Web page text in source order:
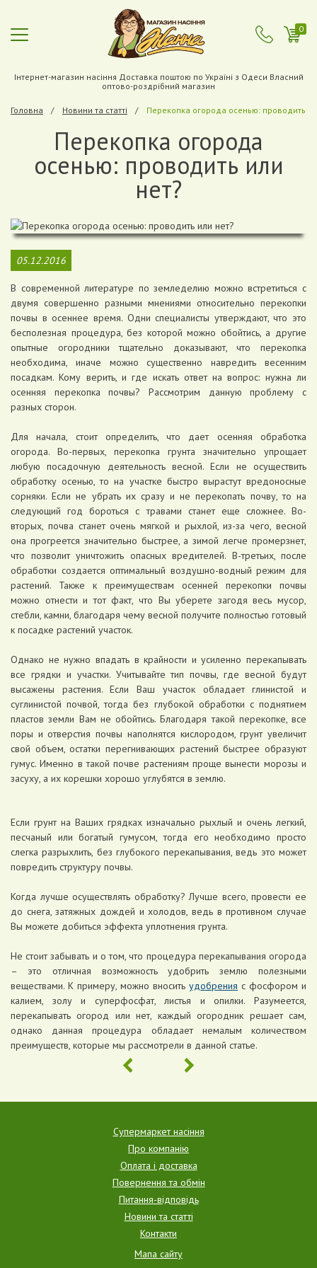
0
Інтернет-магазин насіння Доставка поштою по Україні з Одеси Власний
оптово-роздрібний магазин
Головна Новини та статті Перекопка огорода осенью: проводить
Перекопка огорода
осенью: проводить или
нет?
05.12.2016
В современной литературе по земледелию можно встретиться с
двумя совершенно разными мнениями относительно перекопки
почвы в осеннее время. Одни специалисты утверждают, что это
бесполезная процедура, без которой можно обойтись, а другие
опытные огородники тщательно доказывают, что перекопка
необходима, иначе можно существенно навредить весенним
посадкам. Кому верить, и где искать ответ на вопрос: нужна ли
осенняя перекопка почвы? Рассмотрим данную проблему с
разных сторон.
Для начала, стоит определить, что дает осенняя обработка
огорода. Во-первых, перекопка грунта значительно упрощает
любую посадочную деятельность весной. Если не осуществить
обработку осенью, то на участке быстро вырастут вредоносные
сорняки. Если не убрать их сразу и не перекопать почву, то на
следующий год бороться с травами станет еще сложнее. Во-
вторых, почва станет очень мягкой и рыхлой, из-за чего, весной
она прогреется значительно быстрее, а зимой легче промерзнет,
что позволит уничтожить опасных вредителей. В-третьих, после
обработки создается оптимальный воздушно-водный режим для
растений. Также к преимуществам осенней перекопки почвы
можно отнести и тот факт, что Вы уберете загодя весь мусор,
стебли, камни, благодаря чему весной получите полностью готовый
к посадке растений участок.
Однако не нужно впадать в крайности и усиленно перекапывать
все грядки и участки. Учитывайте тип почвы, где весной будут
высажены растения. Если Ваш участок обладает глинистой и
суглинистой почвой, тогда без глубокой обработки с поднятием
пластов земли Вам не обойтись. Благодаря такой перекопке, все
поры и отверстия почвы наполнятся кислородом, грунт увеличит
свой объем, остатки перегнивающих растений быстрее образуют
гумус. Именно в такой почве растениям проще вынести морозы и
засуху, а их корешки хорошо углубятся в землю.
Если грунт на Ваших грядках изначально рыхлый и очень легкий,
песчаный или богатый гумусом, тогда его необходимо просто
слегка разрыхлить, без глубокого перекапывания, ведь это может
повредить структуру почвы.
Когда лучше осуществлять обработку? Лучше всего, провести ее
до снега, затяжных дождей и холодов, ведь в противном случае
Вы можете добиться эффекта уплотнения грунта.
Не стоит забывать и о том, что процедура перекапывания огорода
– это отличная возможность удобрить землю полезными
веществами. К примеру, можно вносить удобрения с фосфором и
калием, золу и суперфосфат, листья и опилки. Разумеется,
перекапывать огород или нет, каждый огородник решает сам,
однако данная процедура обладает немалым количеством
преимуществ, которые мы рассмотрели в данной статье.
Супермаркет насіння
Про компанію
Оплата і доставка
Повернення та обмін
Питання-відповідь
Новини та статті
Контакти
Мапа сайту